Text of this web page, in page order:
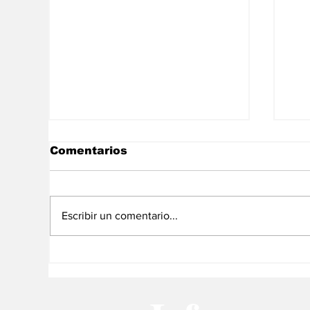
Comentarios
Escribir un comentario...